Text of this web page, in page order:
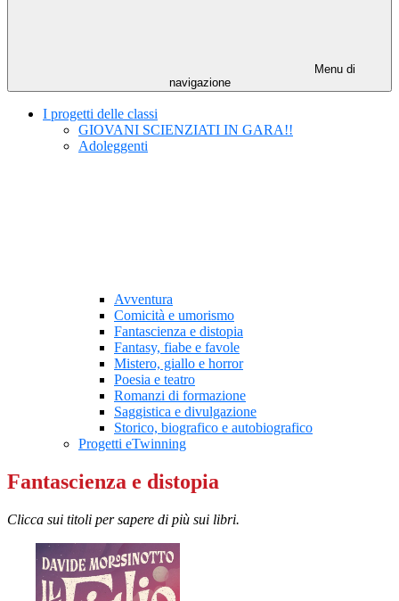
Menu di
navigazione
I progetti delle classi
GIOVANI SCIENZIATI IN GARA!!
Adoleggenti
Avventura
Comicità e umorismo
Fantascienza e distopia
Fantasy, fiabe e favole
Mistero, giallo e horror
Poesia e teatro
Romanzi di formazione
Saggistica e divulgazione
Storico, biografico e autobiografico
Progetti eTwinning
Fantascienza e distopia
Clicca sui titoli per sapere di più sui libri.